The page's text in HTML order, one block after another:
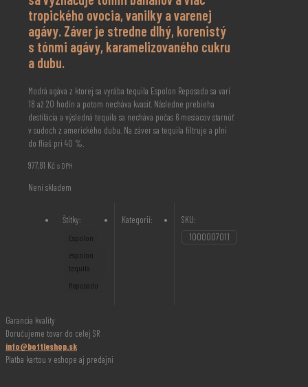
tropického ovocia, vanilky a varenej
agávy. Záver je stredne dlhý, korenistý
s tónmi agávy, karamelizovaného cukru
a dubu.
Modrá agáva z ktorej sa vyrába tequila Espolon Reposado sa varí
18 až 20 hodín a potom necháva kvasiť. Následne prebieha
destilácia a výsledná tequila sa necháva počas 6 mesiacov starnúť
v sudoch z amerického dubu. Na záver sa tequila filtruje a plní
do fliaš pri 40 %.
977,81 Kč s DPH
Není skladem
Štítky:
Espolon
espolon
tequila
Reposado
Kategorií:
SKU:
1000007011
Garancia kvality
Doručujeme tovar do celej SR
info@bottleshop.sk
Platba kartou v eshope aj predajni